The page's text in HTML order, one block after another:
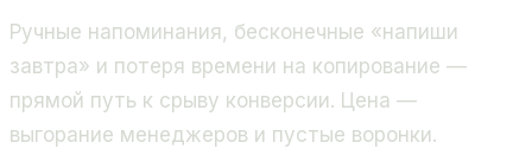
Ручные напоминания, бесконечные «напиши
завтра» и потеря времени на копирование —
прямой путь к срыву конверсии. Цена —
выгорание менеджеров и пустые воронки.